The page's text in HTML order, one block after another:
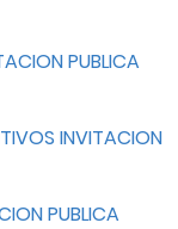
PUBLICA
INVITACION
PUBLICA